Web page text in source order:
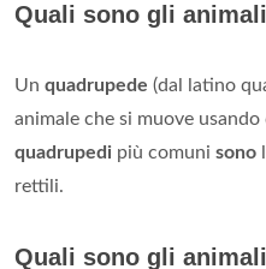
Quali sono gli
Un quadrupede (dal latino
animale che si muove
quadrupedi più comuni sono
rettili.
Quali sono gli